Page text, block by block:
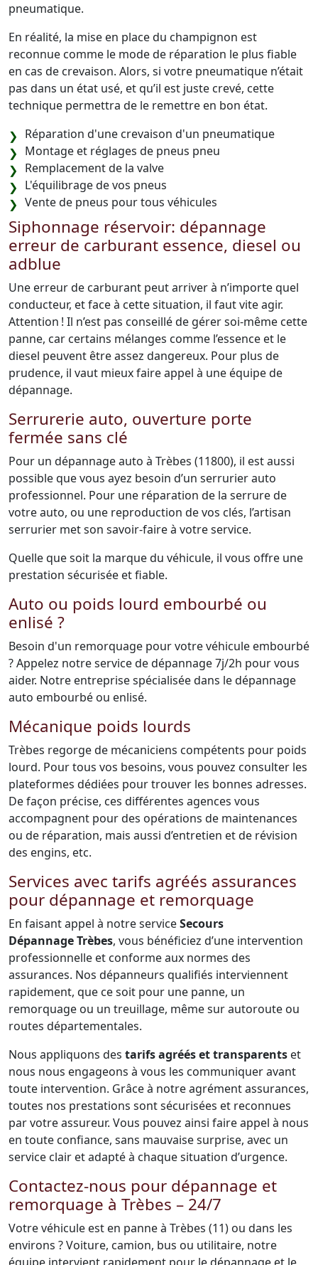
pneumatique.
En réalité, la mise en place du champignon est
reconnue comme le mode de réparation le plus fiable
en cas de crevaison. Alors, si votre pneumatique n’était
pas dans un état usé, et qu’il est juste crevé, cette
technique permettra de le remettre en bon état.
Réparation d'une crevaison d'un pneumatique
Montage et réglages de pneus pneu
Remplacement de la valve
L'équilibrage de vos pneus
Vente de pneus pour tous véhicules
Siphonnage réservoir: dépannage
erreur de carburant essence, diesel ou
adblue
Une erreur de carburant peut arriver à n’importe quel
conducteur, et face à cette situation, il faut vite agir.
Attention ! Il n’est pas conseillé de gérer soi-même cette
panne, car certains mélanges comme l’essence et le
diesel peuvent être assez dangereux. Pour plus de
prudence, il vaut mieux faire appel à une équipe de
dépannage.
Serrurerie auto, ouverture porte
fermée sans clé
Pour un dépannage auto à Trèbes (11800), il est aussi
possible que vous ayez besoin d’un serrurier auto
professionnel. Pour une réparation de la serrure de
votre auto, ou une reproduction de vos clés, l’artisan
serrurier met son savoir-faire à votre service.
Quelle que soit la marque du véhicule, il vous offre une
prestation sécurisée et fiable.
Auto ou poids lourd embourbé ou
enlisé ?
Besoin d'un remorquage pour votre véhicule embourbé
? Appelez notre service de dépannage 7j/2h pour vous
aider. Notre entreprise spécialisée dans le dépannage
auto embourbé ou enlisé.
Mécanique poids lourds
Trèbes regorge de mécaniciens compétents pour poids
lourd. Pour tous vos besoins, vous pouvez consulter les
plateformes dédiées pour trouver les bonnes adresses.
De façon précise, ces différentes agences vous
accompagnent pour des opérations de maintenances
ou de réparation, mais aussi d’entretien et de révision
des engins, etc.
Services avec tarifs agréés assurances
pour dépannage et remorquage
En faisant appel à notre serviceSecours
Dépannage Trèbes, vous bénéficiez d’une intervention
professionnelle et conforme aux normes des
assurances. Nos dépanneurs qualifiés interviennent
rapidement, que ce soit pour une panne, un
remorquage ou un treuillage, même sur autoroute ou
routes départementales.
Nous appliquons des tarifs agréés et transparents et
nous nous engageons à vous les communiquer avant
toute intervention. Grâce à notre agrément assurances,
toutes nos prestations sont sécurisées et reconnues
par votre assureur. Vous pouvez ainsi faire appel à nous
en toute confiance, sans mauvaise surprise, avec un
service clair et adapté à chaque situation d’urgence.
Contactez-nous pour dépannage et
remorquage à Trèbes – 24/7
Votre véhicule est en panne à Trèbes (11) ou dans les
environs ? Voiture, camion, bus ou utilitaire, notre